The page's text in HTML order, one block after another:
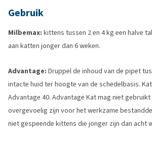
Gebruik
Milbemax: kittens tussen 2 en 4 kg een halve
aan katten jonger dan 6 weken.
Advantage: Druppel de inhoud van de pipet
intacte huid ter hoogte van de schedelbasis.
Advantage 40. Advantage Kat mag niet
overgevoelig zijn voor het werkzame
niet gespeende kittens die jonger zijn dan acht